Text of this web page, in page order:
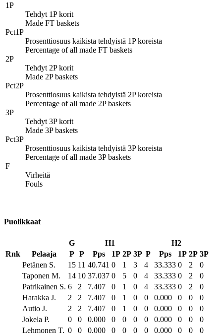
1P
Tehdyt 1P korit
Made FT baskets
Pct1P
Prosenttiosuus kaikista tehdyistä 1P koreista
Percentage of all made FT baskets
2P
Tehdyt 2P korit
Made 2P baskets
Pct2P
Prosenttiosuus kaikista tehdyistä 2P koreista
Percentage of all made 2P baskets
3P
Tehdyt 3P korit
Made 3P baskets
Pct3P
Prosenttiosuus kaikista tehdyistä 3P koreista
Percentage of all made 3P baskets
F
Virheitä
Fouls
Puolikkaat
G H1
H2
Rnk
Pelaaja P P Pps 1P 2P 3P P Pps 1P 2P 3P
Petänen S.
15 11 40.741 0 1 3 4 33.333 0 2
0
Taponen M.
14 10 37.037 0 5 0 4 33.333 0 2
0
Patrikainen S. 6 2 7.407 0 1 0 4 33.333 0 2
0
Harakka J.
2 2 7.407 0 1 0 0 0.000 0 0
0
Autio J.
2 2 7.407 0 1 0 0 0.000 0 0
0
Jokela P.
0 0 0.000 0 0 0 0 0.000 0 0
0
Lehmonen T. 0 0 0.000 0 0 0 0 0.000 0 0
0